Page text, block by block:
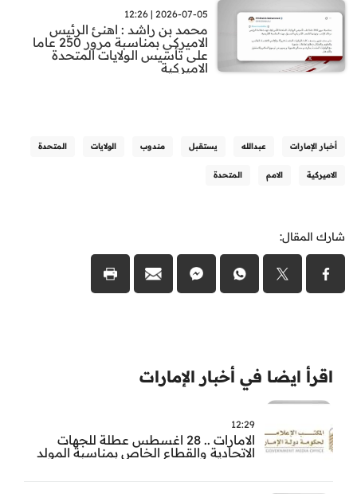
2026-07-05 | 12:26
محمد بن راشد : اهنئ الرئيس
الاميركي بمناسبة مرور 250 عاما
على تأسيس الولايات المتحدة
الاميركية
أخبار الإمارات عبدالله يستقبل مندوب الولايات المتحدة
الاميركية الامم المتحدة
شارك المقال:
اقرأ ايضا في أخبار الإمارات
12:29
الامارات .. 28 اغسطس عطلة للجهات
الاتحادية والقطاع الخاص بمناسبة المولد